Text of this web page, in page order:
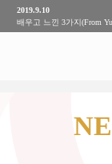
2019.9.10
배우고 느낀 3가지(From
2019.9.4
알파지리식 조직력을 만